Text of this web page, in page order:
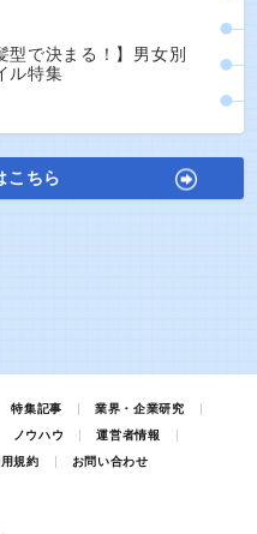
型で決まる！】男女別
ル特集
こちら
特集記事
業界・企業研究
ノウハウ
運営者情報
規約 お問い合わせ